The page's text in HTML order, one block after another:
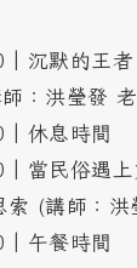
沉默的王者
：洪瑩發
休息時間
當民俗遇上
索 (講師：洪
午餐時間